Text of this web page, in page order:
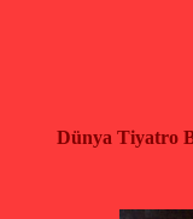
Dünya Tiyatro